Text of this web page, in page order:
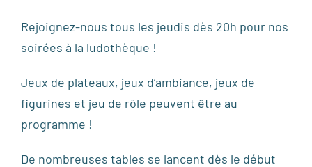
Rejoignez-nous tous les jeudis dès 20h pour nos
soirées à la ludothèque !
Jeux de plateaux, jeux d’ambiance, jeux de
figurines et jeu de rôle peuvent être au
programme !
De nombreuses tables se lancent dès le début